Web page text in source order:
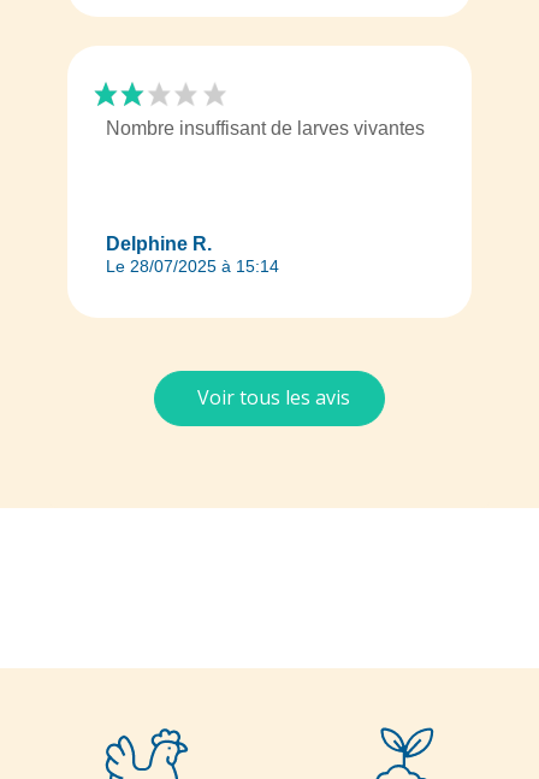
Delphine R.
Le 28/07/2025 à 15:14
Nombre insuffisant de larves vivantes
Voir tous les avis